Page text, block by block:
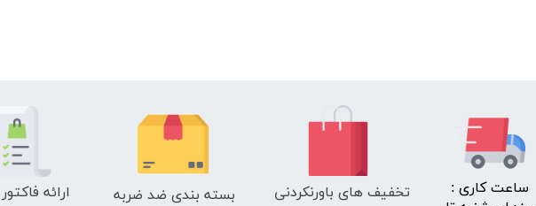
​ساعت کاری :
تخفیف های باورنکردنی بسته بندی ضد ضربه ارائه